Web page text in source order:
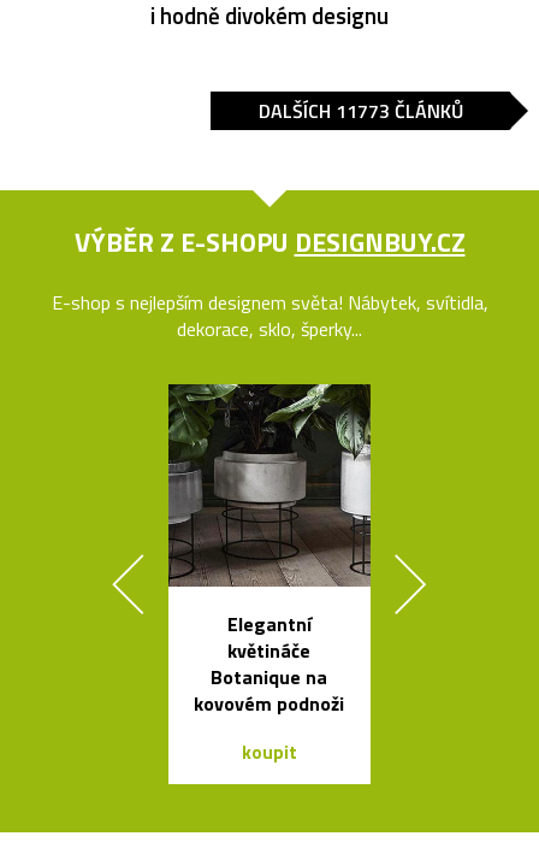
i hodně divokém designu
DALŠÍCH 11773 ČLÁNKŮ
VÝBĚR Z E-SHOPU DESIGNBUY.CZ
E-shop s nejlepším designem světa! Nábytek, svítidla,
dekorace, sklo, šperky...
Elegantní
květináče
Botanique na
kovovém podnoži
koupit